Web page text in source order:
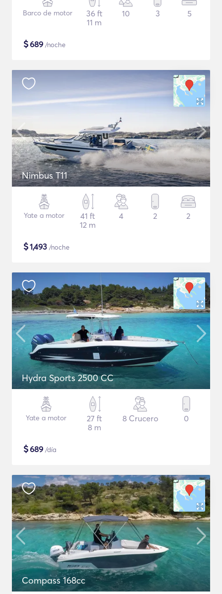
Barco de motor
36 ft
11 m
10 3 5
$689 /noche
Nimbus T11
Yate a motor
41 ft
12 m
4 2 2
$1,493 /noche
Hydra Sports 2500 CC
Yate a motor
27 ft
8 m
8 Crucero 0
$689 /día
Compass 168cc